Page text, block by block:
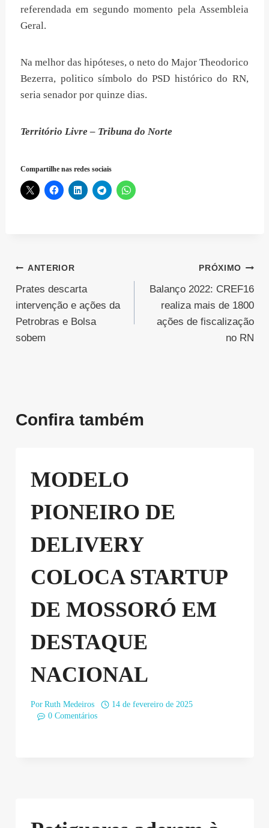
referendada em segundo momento pela Assembleia
Geral.
Na melhor das hipóteses, o neto do Major Theodorico
Bezerra, politico símbolo do PSD histórico do RN,
seria senador por quinze dias.
Território Livre – Tribuna do Norte
Compartilhe nas redes sociais
Navegação
de
Post
ANTERIOR
Prates descarta
intervenção e ações da
Petrobras e Bolsa
sobem
PRÓXIMO
Balanço 2022: CREF16
realiza mais de 1800
ações de fiscalização
no RN
Confira também
MODELO
PIONEIRO DE
DELIVERY
COLOCA STARTUP
DE MOSSORÓ EM
DESTAQUE
NACIONAL
Por Ruth Medeiros
14 de fevereiro de 2025
0 Comentários